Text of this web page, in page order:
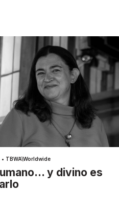
TBWA\Worldwide
y divino es